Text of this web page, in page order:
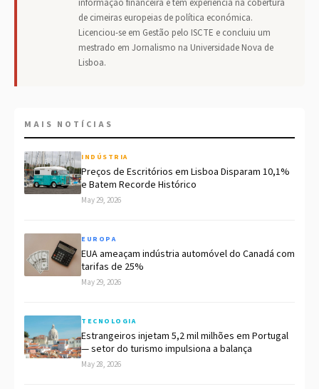
informação financeira e tem experiência na cobertura
de cimeiras europeias de política económica.
Licenciou-se em Gestão pelo ISCTE e concluiu um
mestrado em Jornalismo na Universidade Nova de
Lisboa.
MAIS NOTÍCIAS
INDÚSTRIA
Preços de Escritórios em Lisboa Disparam 10,1%
e Batem Recorde Histórico
May 29, 2026
EUROPA
EUA ameaçam indústria automóvel do Canadá com
tarifas de 25%
May 29, 2026
TECNOLOGIA
Estrangeiros injetam 5,2 mil milhões em Portugal
— setor do turismo impulsiona a balança
May 28, 2026